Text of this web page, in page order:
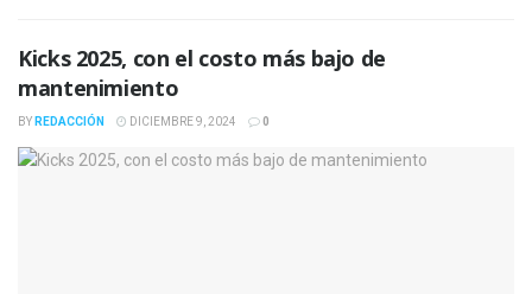
Kicks 2025, con el costo más bajo de
mantenimiento
BY REDACCIÓN DICIEMBRE 9, 2024 0